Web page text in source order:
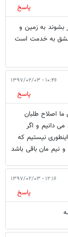
پاسخ
بشوند به زمین و
عشق به خدمت است
۱۰:۴۶ - ۱۳۹۷/۰۲/۰۳
پاسخ
اصلاح طلبان
دانیم و اگر
نیستیم که
نیم مان باقی باشد
۱۲:۱۶ - ۱۳۹۷/۰۲/۰۳
پاسخ